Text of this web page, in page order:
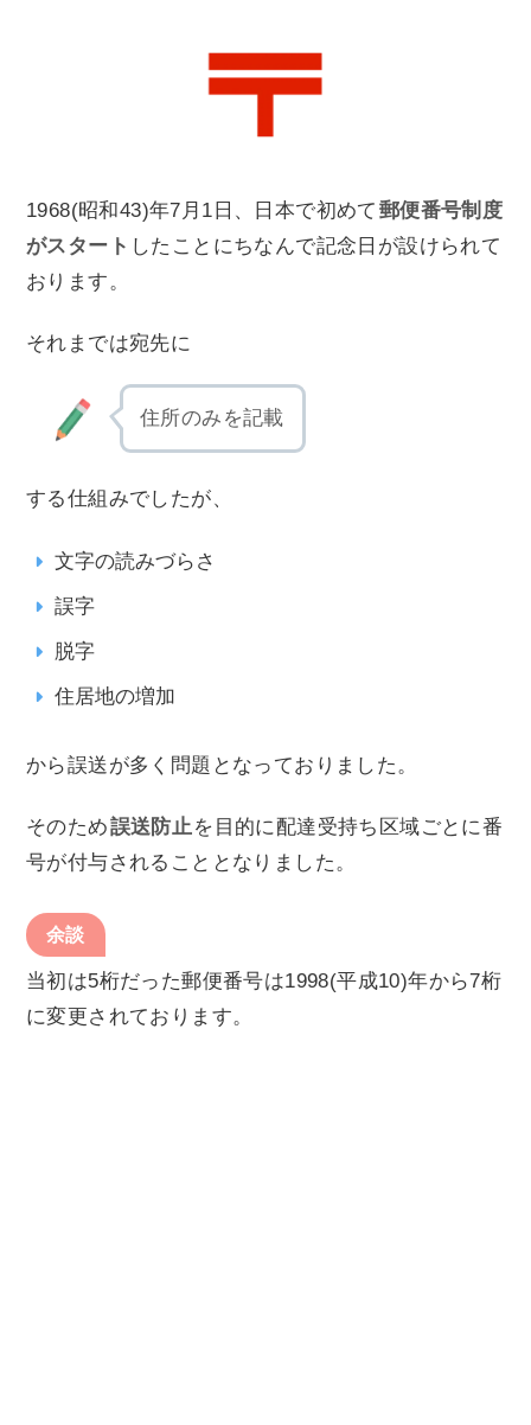
1968(昭和43)年7月1日、日本で初めて 郵便番号制度
がスタート したことにちなんで記念日が設けられて
おります。
それまでは宛先に
住所のみを記載
する仕組みでしたが、
文字の読みづらさ
誤字
脱字
住居地の増加
から誤送が多く問題となっておりました。
そのため誤送防止を目的に配達受持ち区域ごとに番
号が付与されることとなりました。
余談
当初は5桁だった郵便番号は1998(平成10)年から7桁
に変更されております。